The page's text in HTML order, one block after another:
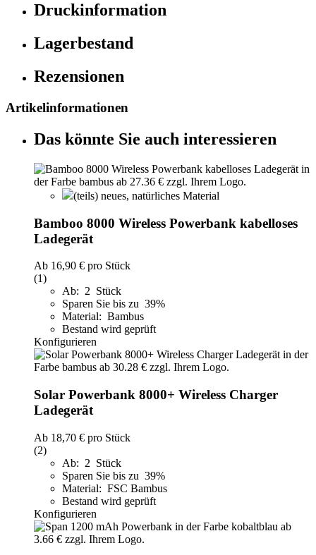
Druckinformation
Lagerbestand
Rezensionen
Artikelinformationen
Das könnte Sie auch interessieren
(teils) neues, natürliches Material
Bamboo 8000 Wireless Powerbank kabelloses
Ladegerät
Ab 16,90 € pro Stück
(1)
Ab: 2 Stück
Sparen Sie bis zu 39%
Material: Bambus
Bestand wird geprüft
Konfigurieren
Solar Powerbank 8000+ Wireless Charger
Ladegerät
Ab 18,70 € pro Stück
(2)
Ab: 2 Stück
Sparen Sie bis zu 39%
Material: FSC Bambus
Bestand wird geprüft
Konfigurieren